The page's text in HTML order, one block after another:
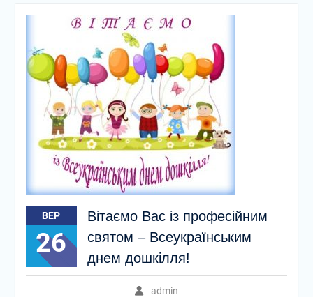
ВЕР
26
Вітаємо Вас із професійним
святом – Всеукраїнським
днем дошкілля!
admin